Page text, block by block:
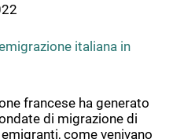
italiana in
francese ha generato
di migrazione di
come venivano